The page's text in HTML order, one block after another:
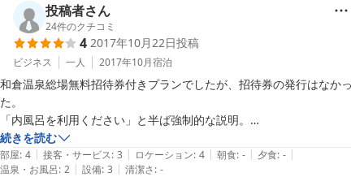
またのご利用お待ちしております。
2017-11-08
投稿者さん
24件のクチコミ
4 2017年10月22日投稿
ビジネス 一人 2017年10月宿泊
和倉温泉総場無料招待券付きプランでしたが、招待券の発行はなかっ
た。
「内風呂を利用ください」と半ば強制的な説明。
続きを読む
部屋: 4 | 接客・サービス: 3 | ロケーション: 4 | 朝食: - | 夕食: - |
温泉・お風呂: 2 | 設備: 3 | 清潔さ: -